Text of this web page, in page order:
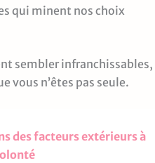
qui minent nos choix
sembler infranchissables,
vous n’êtes pas seule.
des facteurs extérieurs à